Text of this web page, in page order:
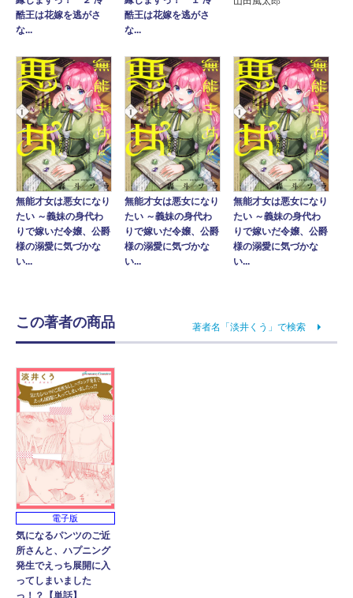
酷王は花嫁を逃がさ
な...
酷王は花嫁を逃がさ
な...
無能才女は悪女になり
たい ～義妹の身代わ
りで嫁いだ令嬢、公爵
様の溺愛に気づかな
い...
無能才女は悪女になり
たい ～義妹の身代わ
りで嫁いだ令嬢、公爵
様の溺愛に気づかな
い...
無能才女は悪女になり
たい ～義妹の身代わ
りで嫁いだ令嬢、公爵
様の溺愛に気づかな
い...
この著者の商品 著者名「淡井くう」で検索
電子版
気になるパンツのご近
所さんと、ハプニング
発生でえっち展開に入
ってしまいました
っ！？【単話】